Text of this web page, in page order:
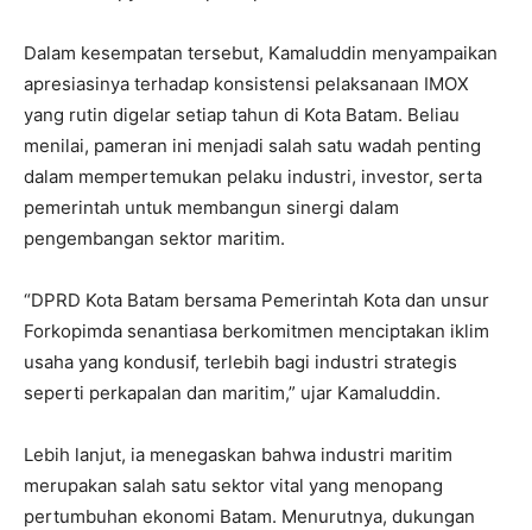
Dalam kesempatan tersebut, Kamaluddin menyampaikan
apresiasinya terhadap konsistensi pelaksanaan IMOX
yang rutin digelar setiap tahun di Kota Batam. Beliau
menilai, pameran ini menjadi salah satu wadah penting
dalam mempertemukan pelaku industri, investor, serta
pemerintah untuk membangun sinergi dalam
pengembangan sektor maritim.
“DPRD Kota Batam bersama Pemerintah Kota dan unsur
Forkopimda senantiasa berkomitmen menciptakan iklim
usaha yang kondusif, terlebih bagi industri strategis
seperti perkapalan dan maritim,” ujar Kamaluddin.
Lebih lanjut, ia menegaskan bahwa industri maritim
merupakan salah satu sektor vital yang menopang
pertumbuhan ekonomi Batam. Menurutnya, dukungan